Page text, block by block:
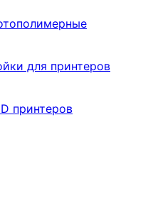
для принтеров
принтеров